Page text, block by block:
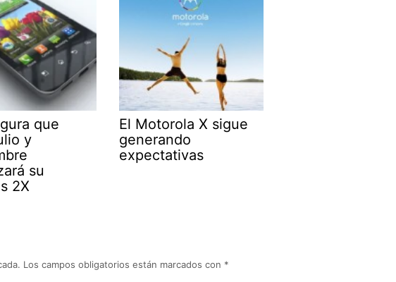
que
y
su
2X
El Motorola X sigue
generando
expectativas
Los campos obligatorios están marcados con *